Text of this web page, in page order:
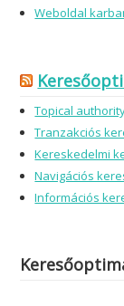
SEO
Honlapkészítés
Topical
Navigációs